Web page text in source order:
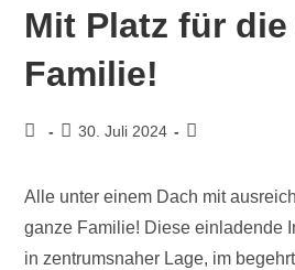
Mit Platz für die
Familie!
30. Juli 2024
Alle unter einem Dach mit
ganze Familie! Diese einladende
in zentrumsnaher Lage, im